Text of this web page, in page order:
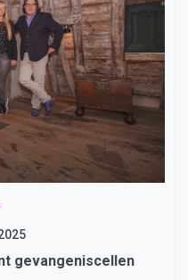
gevangeniscellen